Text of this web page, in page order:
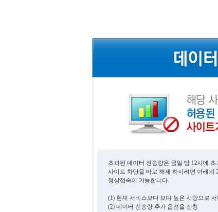
초과된 데이터 전송량은 금일 밤 12시에
사이트 차단을 바로 해제 하시려면 아래의
정상접속이 가능합니다.
(1) 현재 서비스보다 보다 높은 사양으로
(2) 데이터 전송량 추가 옵션을 신청